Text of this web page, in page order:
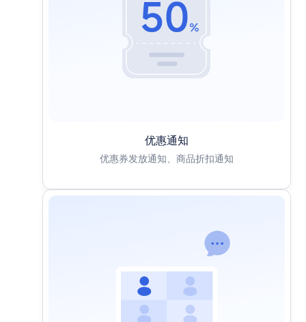
优惠通知
优惠券发放通知、商品折扣通知